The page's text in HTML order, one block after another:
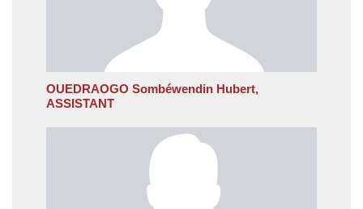
OUEDRAOGO Sombéwendin Hubert,
ASSISTANT